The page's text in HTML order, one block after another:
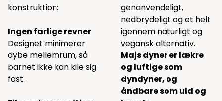
konstruktion:
Ingen farlige revner
Designet minimerer
dybe mellemrum, så
barnet ikke kan kile sig
fast.
genanvendeligt,
nedbrydeligt og et helt
igennem naturligt og
vegansk alternativ.
Majs dyner er lækre
og luftige som
dyndyner, og
åndbare som uld og